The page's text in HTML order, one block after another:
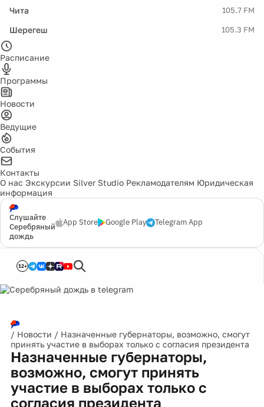
Чита 105.7 FM
Шерегеш 105.3 FM
Расписание
Программы
Новости
Ведущие
События
Контакты
О нас Экскурсии Silver Studio Рекламодателям Юридическая
информация
Слушайте
Серебряный
дождь
App Store Google Play Telegram App
12+
/ Новости / Назначенные губернаторы, возможно, смогут
принять участие в выборах только с согласия президента
Назначенные губернаторы,
возможно, смогут принять
участие в выборах только с
согласия президента